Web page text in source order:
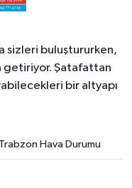
sizleri buluştururken,
getiriyor. Şatafattan
bir altyapı
Trabzon Hava Durumu